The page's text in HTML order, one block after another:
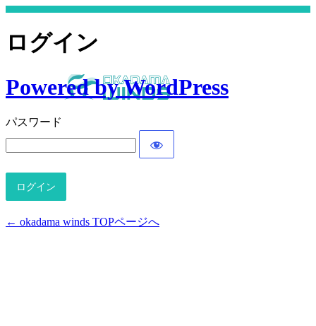
ログイン
Powered by WordPress
パスワード
← okadama winds TOPページへ